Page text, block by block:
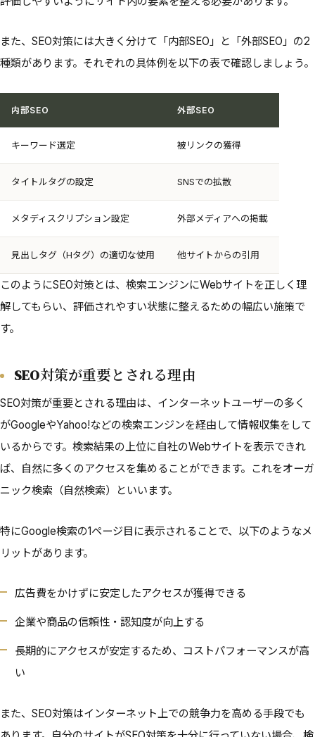
また、SEO対策には大きく分けて「内部SEO」と「外部SEO」の2
種類があります。それぞれの具体例を以下の表で確認しましょう。
内部SEO 外部SEO
キーワード選定 被リンクの獲得
タイトルタグの設定 SNSでの拡散
メタディスクリプション設定 外部メディアへの掲載
見出しタグ（Hタグ）の適切な使用 他サイトからの引用
このようにSEO対策とは、検索エンジンにWebサイトを正しく理
解してもらい、評価されやすい状態に整えるための幅広い施策で
す。
SEO対策が重要とされる理由
SEO対策が重要とされる理由は、インターネットユーザーの多く
がGoogleやYahoo!などの検索エンジンを経由して情報収集をして
いるからです。検索結果の上位に自社のWebサイトを表示できれ
ば、自然に多くのアクセスを集めることができます。これをオーガ
ニック検索（自然検索）といいます。
特にGoogle検索の1ページ目に表示されることで、以下のようなメ
リットがあります。
広告費をかけずに安定したアクセスが獲得できる
企業や商品の信頼性・認知度が向上する
長期的にアクセスが安定するため、コストパフォーマンスが高
い
また、SEO対策はインターネット上での競争力を高める手段でも